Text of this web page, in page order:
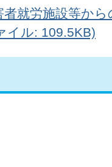
者就労施設等か
イル: 109.5KB)